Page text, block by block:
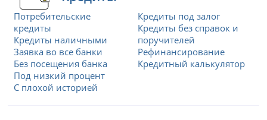
Потребительские
кредиты
Кредиты наличными
Заявка во все банки
Без посещения банка
Под низкий процент
С плохой историей
Кредиты под залог
Кредиты без справок и
поручителей
Рефинансирование
Кредитный калькулятор